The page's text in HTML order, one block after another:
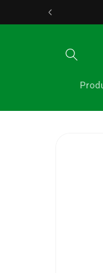
directamente
al contenido